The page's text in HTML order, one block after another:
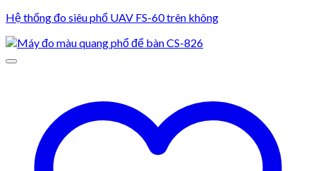
Hệ thống đo siêu phổ UAV FS-60 trên không